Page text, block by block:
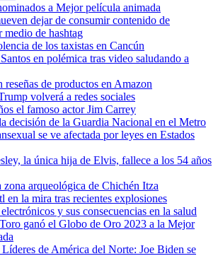
a Mejor película animada
dejar de consumir contenido de
de hashtag
de los taxistas en Cancún
en polémica tras video saludando a
reseñas de productos en Amazon
volverá a redes sociales
el famoso actor Jim Carrey
decisión de la Guardia Nacional en el Metro
se ve afectada por leyes en Estados
la única hija de Elvis, fallece a los 54 años
zona arqueológica de Chichén Itza
en la mira tras recientes explosiones
y sus consecuencias en la salud
ganó el Globo de Oro 2023 a la Mejor
de América del Norte: Joe Biden se